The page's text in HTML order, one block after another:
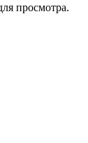
просмотра.